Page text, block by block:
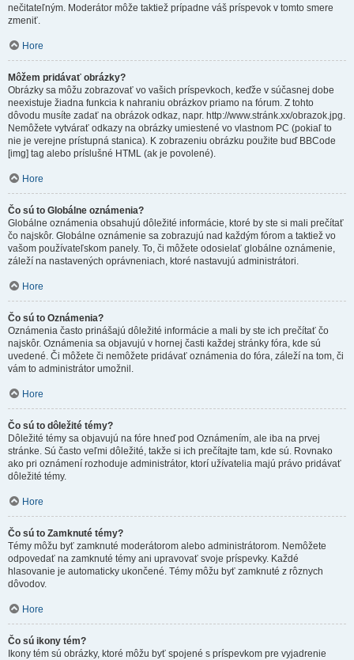
nečitateľným. Moderátor môže taktiež prípadne váš príspevok v tomto smere
zmeniť.
Hore
Môžem pridávať obrázky?
Obrázky sa môžu zobrazovať vo vašich príspevkoch, keďže v súčasnej dobe
neexistuje žiadna funkcia k nahraniu obrázkov priamo na fórum. Z tohto
dôvodu musíte zadať na obrázok odkaz, napr. http://www.stránk.xx/obrazok.jpg.
Nemôžete vytvárať odkazy na obrázky umiestené vo vlastnom PC (pokiaľ to
nie je verejne prístupná stanica). K zobrazeniu obrázku použite buď BBCode
[img] tag alebo príslušné HTML (ak je povolené).
Hore
Čo sú to Globálne oznámenia?
Globálne oznámenia obsahujú dôležité informácie, ktoré by ste si mali prečítať
čo najskôr. Globálne oznámenie sa zobrazujú nad každým fórom a taktiež vo
vašom používateľskom panely. To, či môžete odosielať globálne oznámenie,
záleží na nastavených oprávneniach, ktoré nastavujú administrátori.
Hore
Čo sú to Oznámenia?
Oznámenia často prinášajú dôležité informácie a mali by ste ich prečítať čo
najskôr. Oznámenia sa objavujú v hornej časti každej stránky fóra, kde sú
uvedené. Či môžete či nemôžete pridávať oznámenia do fóra, záleží na tom, či
vám to administrátor umožnil.
Hore
Čo sú to dôležité témy?
Dôležité témy sa objavujú na fóre hneď pod Oznámením, ale iba na prvej
stránke. Sú často veľmi dôležité, takže si ich prečítajte tam, kde sú. Rovnako
ako pri oznámení rozhoduje administrátor, ktorí užívatelia majú právo pridávať
dôležité témy.
Hore
Čo sú to Zamknuté témy?
Témy môžu byť zamknuté moderátorom alebo administrátorom. Nemôžete
odpovedať na zamknuté témy ani upravovať svoje príspevky. Každé
hlasovanie je automaticky ukončené. Témy môžu byť zamknuté z rôznych
dôvodov.
Hore
Čo sú ikony tém?
Ikony tém sú obrázky, ktoré môžu byť spojené s príspevkom pre vyjadrenie